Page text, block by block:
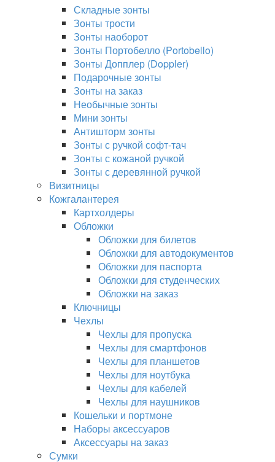
Складные зонты
Зонты трости
Зонты наоборот
Зонты Портобелло (Portobello)
Зонты Допплер (Doppler)
Подарочные зонты
Зонты на заказ
Необычные зонты
Мини зонты
Антишторм зонты
Зонты с ручкой софт-тач
Зонты с кожаной ручкой
Зонты с деревянной ручкой
Визитницы
Кожгалантерея
Картхолдеры
Обложки
Обложки для билетов
Обложки для автодокументов
Обложки для паспорта
Обложки для студенческих
Обложки на заказ
Ключницы
Чехлы
Чехлы для пропуска
Чехлы для смартфонов
Чехлы для планшетов
Чехлы для ноутбука
Чехлы для кабелей
Чехлы для наушников
Кошельки и портмоне
Наборы аксессуаров
Аксессуары на заказ
Сумки